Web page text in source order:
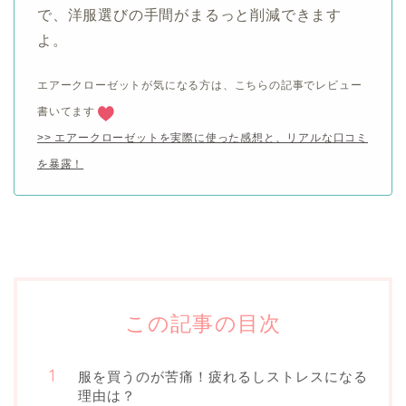
で、洋服選びの手間がまるっと削減できます
よ。
エアークローゼットが気になる方は、こちらの記事でレビュー
書いてます
>> エアークローゼットを実際に使った感想と、リアルな口コミ
を暴露！
この記事の目次
服を買うのが苦痛！疲れるしストレスになる
理由は？